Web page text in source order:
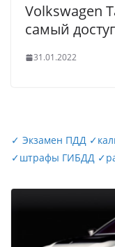
Volkswagen
самый
31.01.2022
✓ Экзамен ПДД ✓
✓штрафы ГИБДД ✓